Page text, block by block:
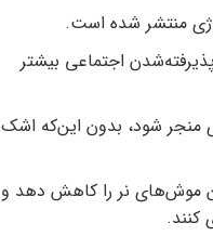
منتشر شده است.
اجتماعی بیشتر
منجر شود، بدون این‌که اشک
موش‌های نر را کاهش دهد و
کنند.